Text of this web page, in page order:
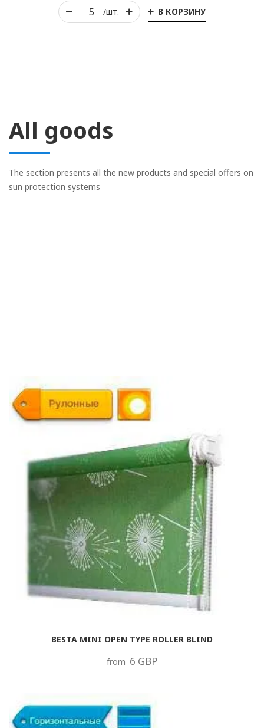
/шт. В КОРЗИНУ
All goods
The section presents all the new products and special offers on
sun protection systems
BESTA MINI OPEN TYPE ROLLER BLIND
from 6 GBP